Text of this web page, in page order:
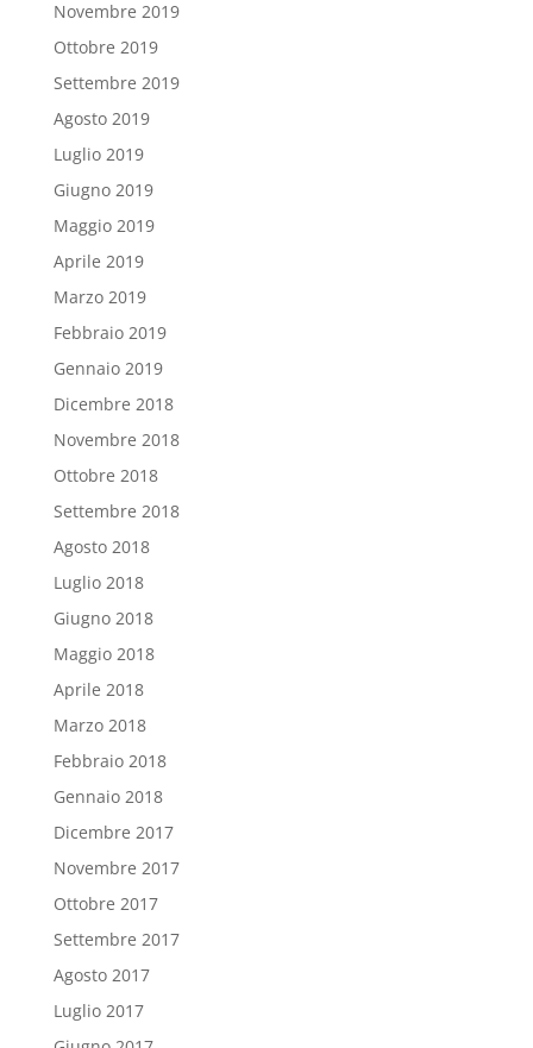
Novembre 2019
Ottobre 2019
Settembre 2019
Agosto 2019
Luglio 2019
Giugno 2019
Maggio 2019
Aprile 2019
Marzo 2019
Febbraio 2019
Gennaio 2019
Dicembre 2018
Novembre 2018
Ottobre 2018
Settembre 2018
Agosto 2018
Luglio 2018
Giugno 2018
Maggio 2018
Aprile 2018
Marzo 2018
Febbraio 2018
Gennaio 2018
Dicembre 2017
Novembre 2017
Ottobre 2017
Settembre 2017
Agosto 2017
Luglio 2017